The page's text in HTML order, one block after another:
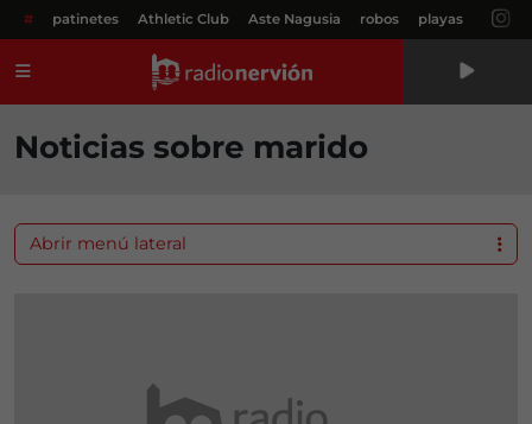
# patinetes Athletic Club Aste Nagusia robos playas
Noticias sobre marido
Abrir menú lateral